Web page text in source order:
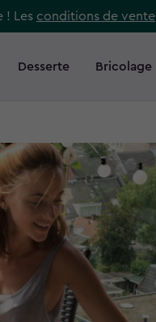
! Les conditions de vente
Desserte Bricolage